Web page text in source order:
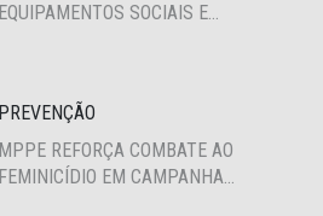
EQUIPAMENTOS SOCIAIS E
PREVENÇÃO
MPPE REFORÇA COMBATE AO
FEMINICÍDIO EM CAMPANHA